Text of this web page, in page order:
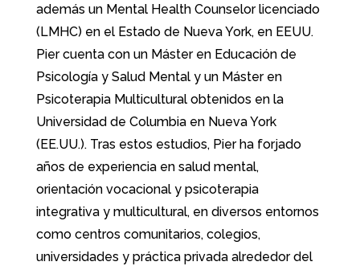
además un Mental Health Counselor licenciado
(LMHC) en el Estado de Nueva York, en EEUU.
Pier cuenta con un Máster en Educación de
Psicología y Salud Mental y un Máster en
Psicoterapia Multicultural obtenidos en la
Universidad de Columbia en Nueva York
(EE.UU.). Tras estos estudios, Pier ha forjado
años de experiencia en salud mental,
orientación vocacional y psicoterapia
integrativa y multicultural, en diversos entornos
como centros comunitarios, colegios,
universidades y práctica privada alrededor del